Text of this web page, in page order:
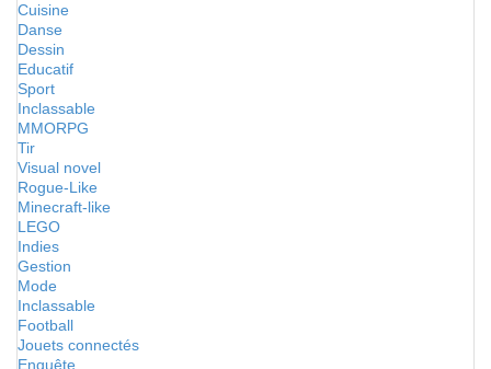
Cuisine
Danse
Dessin
Educatif
Sport
Inclassable
MMORPG
Tir
Visual novel
Rogue-Like
Minecraft-like
LEGO
Indies
Gestion
Mode
Inclassable
Football
Jouets connectés
Enquête